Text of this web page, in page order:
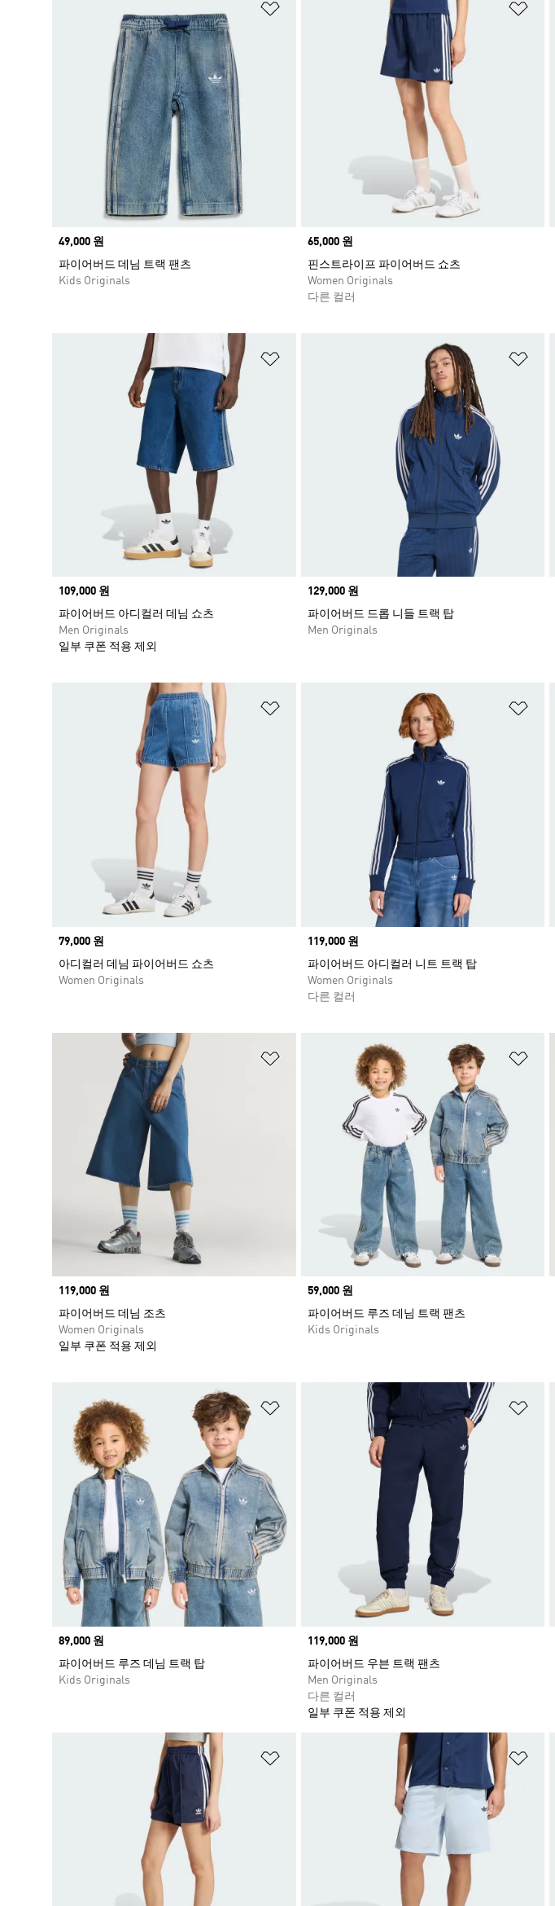
Price
49,000 원
파이어버드 데님 트랙 팬츠
Kids Originals
Price
65,000 원
핀스트라이프 파이어버드 쇼츠
Women Originals
다른 컬러
Price
109,000 원
파이어버드 아디컬러 데님 쇼츠
Men Originals
일부 쿠폰 적용 제외
Price
129,000 원
파이어버드 드롭 니들 트랙 탑
Men Originals
Price
79,000 원
아디컬러 데님 파이어버드 쇼츠
Women Originals
Price
119,000 원
파이어버드 아디컬러 니트 트랙 탑
Women Originals
다른 컬러
위시리스트 담기
Price
119,000 원
파이어버드 데님 조츠
Women Originals
일부 쿠폰 적용 제외
Price
59,000 원
파이어버드 루즈 데님 트랙 팬츠
Kids Originals
위시리스트 담기
Price
89,000 원
파이어버드 루즈 데님 트랙 탑
Kids Originals
Price
119,000 원
파이어버드 우븐 트랙 팬츠
Men Originals
다른 컬러
일부 쿠폰 적용 제외